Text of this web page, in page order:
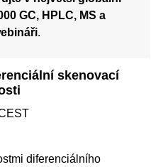
GC, HPLC, MS a
.
skenovací
diferenciálního